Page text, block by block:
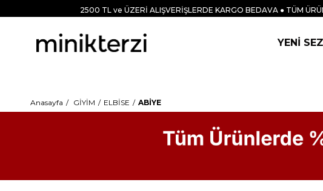
2500 TL ve ÜZERİ ALIŞVERİŞLERDE KARGO BEDAVA ● TÜM
YENİ
Anasayfa GİYİM ELBİSE ABİYE